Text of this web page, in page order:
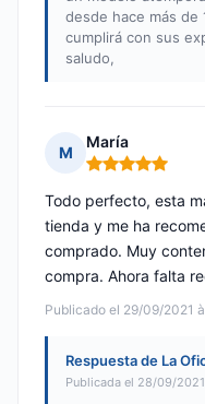
desde hace más de
cumplirá con sus
saludo,
M
María
Nota: 5 de 5
Publicado el 29/09/2021
Todo perfecto, esta
tienda y me ha
comprado. Muy
compra. Ahora falta
Respuesta de La
Publicada el 28/09/2021